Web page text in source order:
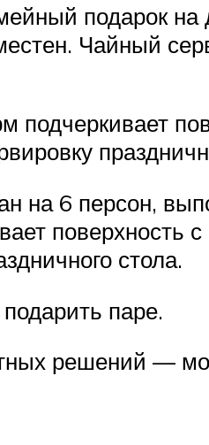
подарок на
Чайный
подчеркивает
на 6 персон,
поверхность
стола.
паре.
решений —